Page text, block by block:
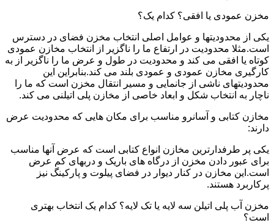
مخزن عمودی یا افقی؟ کدام یک؟
یکی از محدودیتها و عوامل اصلی انتخاب مخزن فضای در دسترس
است.مثلا محدودیت در ارتفاع ما را ناگزیر از انتخاب مخازن عمودی
کوتاه یا افقی می کند و محدودیت در طول و عرض ما را ناگزیر از به
کارگیری مخازن عمودی و عمودی بلند می کند.بنابراین این
محدودیتهای ناشی از جانمایی و مسیر انتقال مخزن است که ما را
ناچار به انتخاب شکل و ابعاد خاصی از مخازن پلی اتیلنی می کند.
مخازن کتابی و آسانرو مناسب برای مکان هایی که محدودیت عرض
دارند:
یکی پر طرفدارترین مخازن انواع کتابی است که عرض آنها مناسب
برای عبور دادن مخزن از درگاه های باریک و دربهای کم عرض
است.این مخازن در کنار دیوار در فضای پیلوت و پارکینگ نیز
پرکاربرد هستند.
مخزن آب پلی اتیلن سه لایه یا تک لایه؟ کدام یک انتخاب بهتری
است؟